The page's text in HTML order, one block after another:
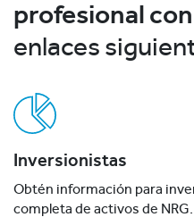
profesional con
enlaces
Inversionistas
Obtén información para
completa de activos de NRG.